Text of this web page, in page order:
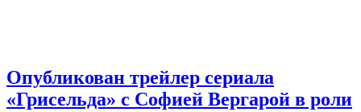
Опубликован трейлер сериала
«Грисельда» с Софией Вергарой в роли